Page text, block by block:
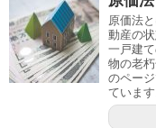
原価法
動産の
一戸建
物の老
のペー
ています